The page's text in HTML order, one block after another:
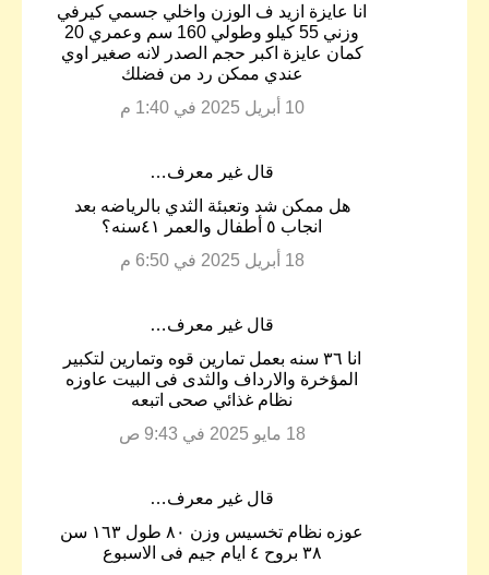
انا عايزة ازيد ف الوزن واخلي جسمي كيرفي
وزني 55 كيلو وطولي 160 سم وعمري 20
كمان عايزة اكبر حجم الصدر لانه صغير اوي
عندي ممكن رد من فضلك
10 أبريل 2025 في 1:40 م
‏قال غير معرف…
هل ممكن شد وتعبئة الثدي بالرياضه بعد
انجاب ٥ أطفال والعمر ٤١سنه؟
18 أبريل 2025 في 6:50 م
‏قال غير معرف…
انا ٣٦ سنه بعمل تمارين قوه وتمارين لتكبير
المؤخرة والارداف والثدى فى البيت عاوزه
نظام غذائي صحى اتبعه
18 مايو 2025 في 9:43 ص
‏قال غير معرف…
عوزه نظام تخسيس وزن ٨٠ طول ١٦٣ سن
٣٨ بروح ٤ ايام جيم فى الاسبوع